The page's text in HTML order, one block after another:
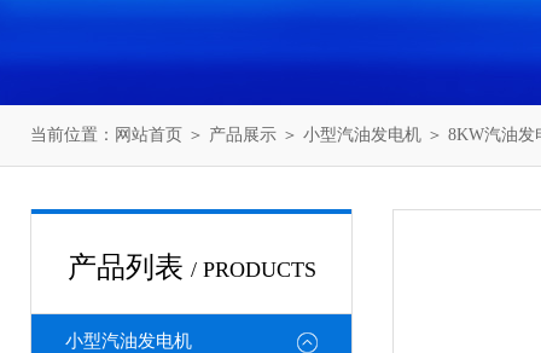
当前位置： 网站首页 ＞ 产品展示 ＞ 小型汽油发电机 ＞ 8KW汽油发
产品列表 / PRODUCTS
小型汽油发电机